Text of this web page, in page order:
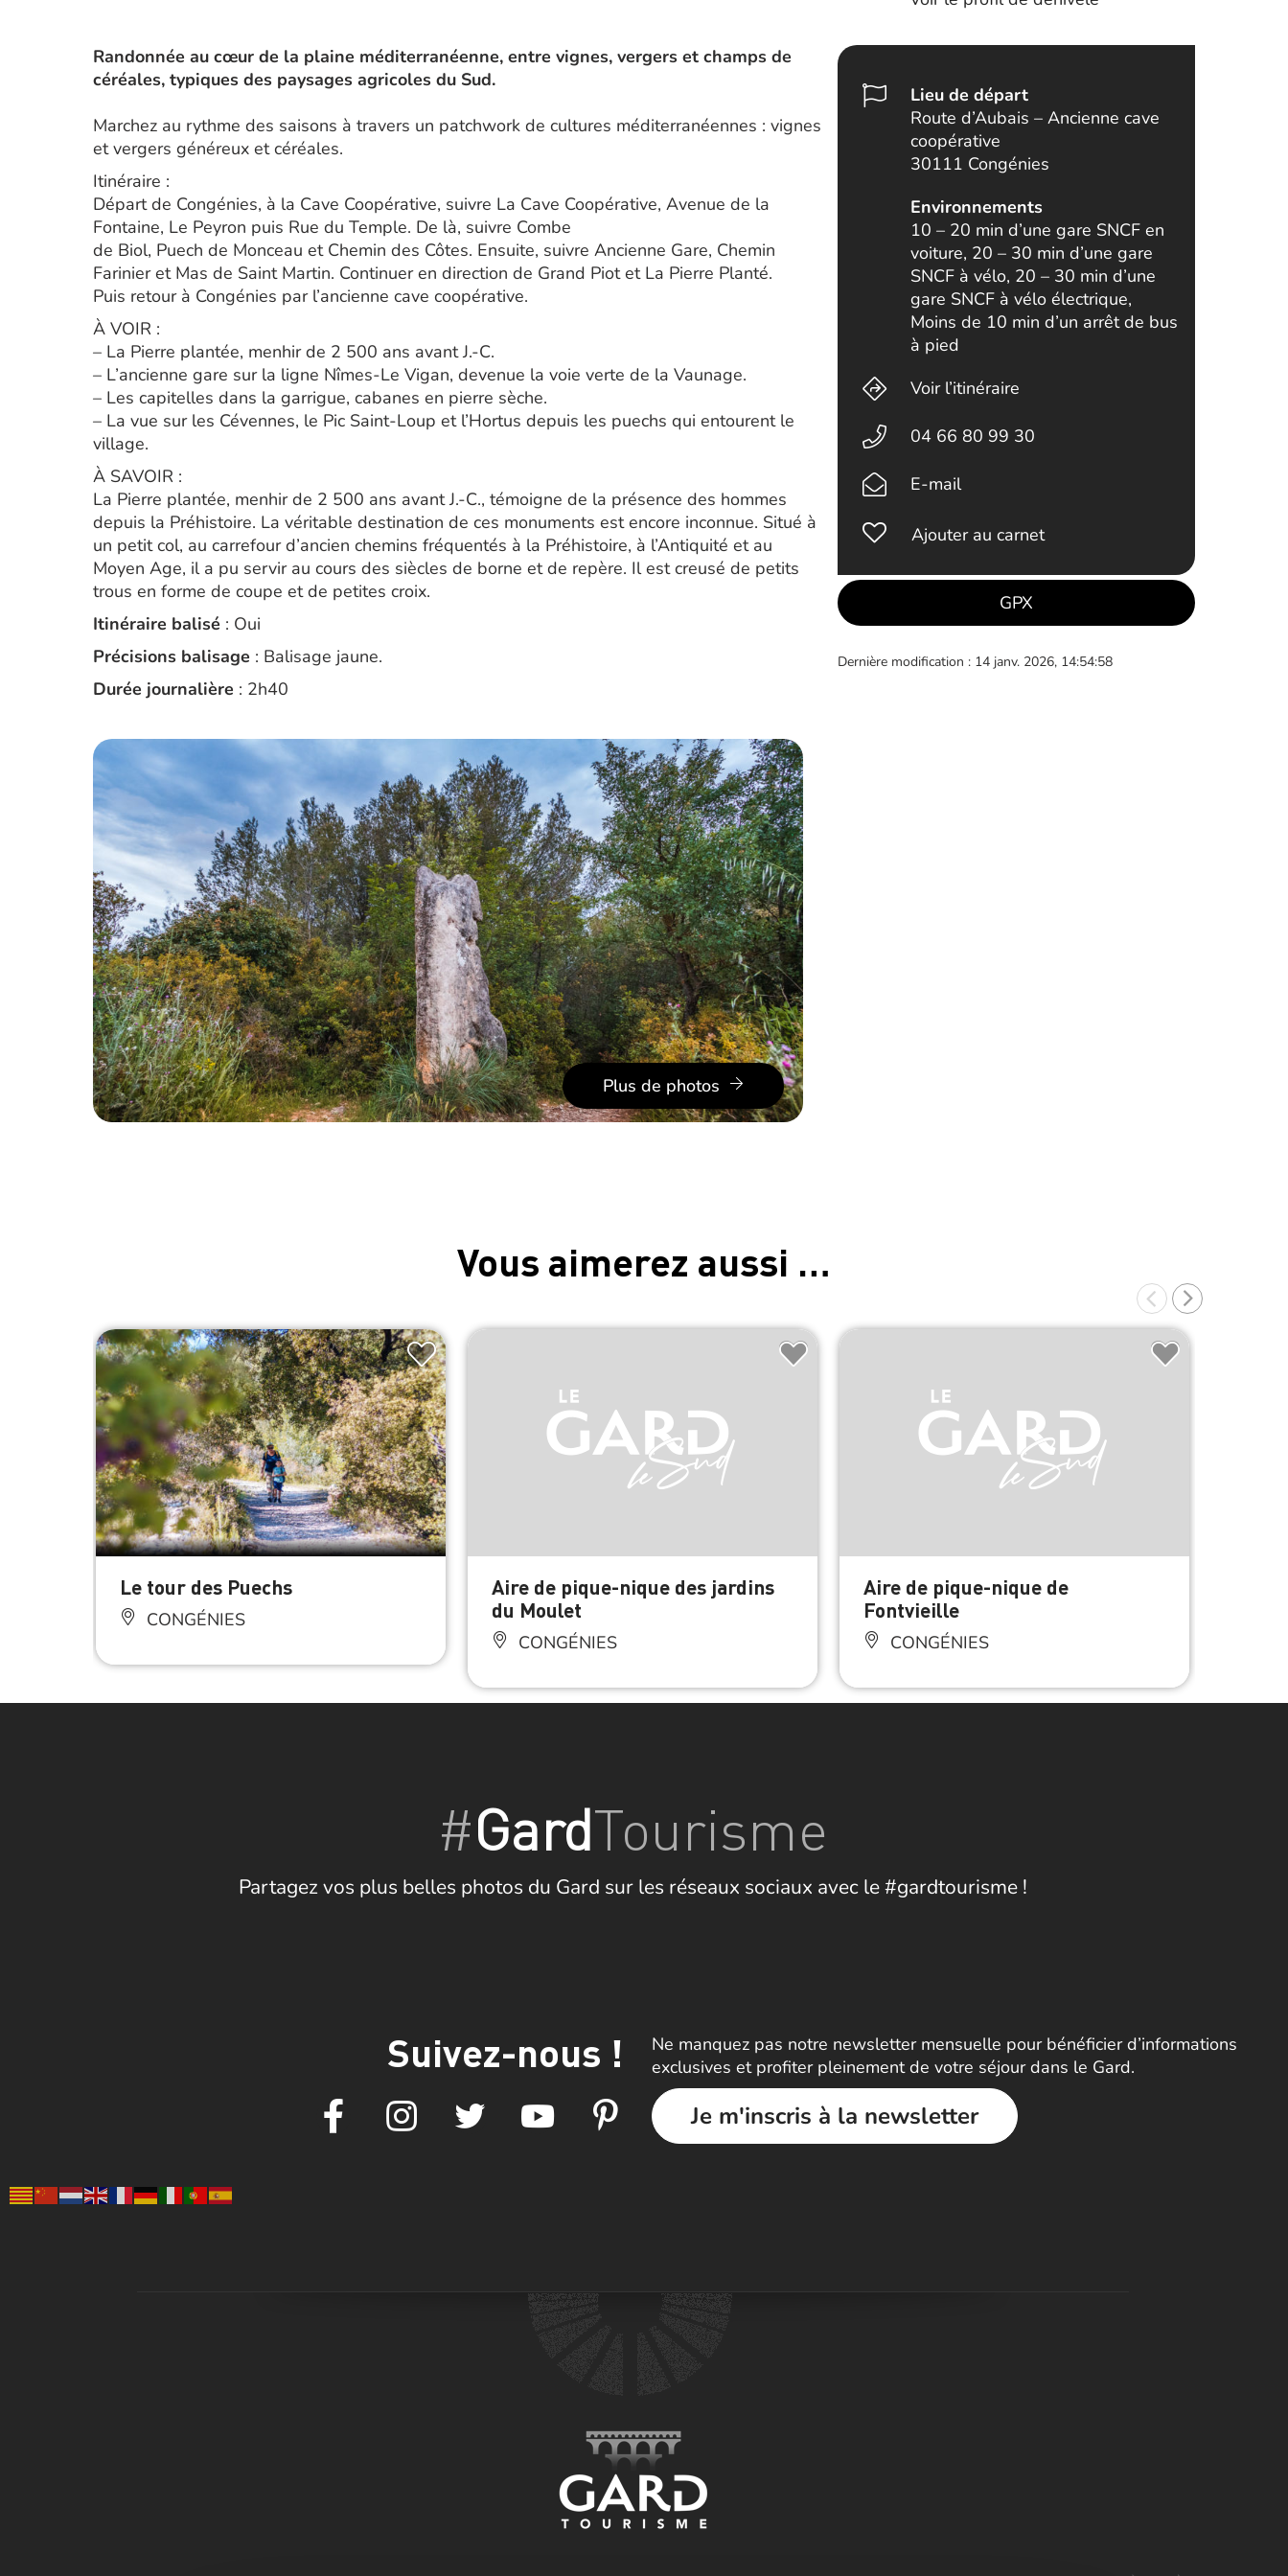
Randonnée au cœur de la plaine méditerranéenne, entre vignes, vergers et champs de
céréales, typiques des paysages agricoles du Sud.
Marchez au rythme des saisons à travers un patchwork de cultures méditerranéennes : vignes
et vergers généreux et céréales.
Itinéraire :
Départ de Congénies, à la Cave Coopérative, suivre La Cave Coopérative, Avenue de la
Fontaine, Le Peyron puis Rue du Temple. De là, suivre Combe
de Biol, Puech de Monceau et Chemin des Côtes. Ensuite, suivre Ancienne Gare, Chemin
Farinier et Mas de Saint Martin. Continuer en direction de Grand Piot et La Pierre Planté.
Puis retour à Congénies par l’ancienne cave coopérative.
À VOIR :
– La Pierre plantée, menhir de 2 500 ans avant J.-C.
– L’ancienne gare sur la ligne Nîmes-Le Vigan, devenue la voie verte de la Vaunage.
– Les capitelles dans la garrigue, cabanes en pierre sèche.
– La vue sur les Cévennes, le Pic Saint-Loup et l’Hortus depuis les puechs qui entourent le
village.
À SAVOIR :
La Pierre plantée, menhir de 2 500 ans avant J.-C., témoigne de la présence des hommes
depuis la Préhistoire. La véritable destination de ces monuments est encore inconnue. Situé à
un petit col, au carrefour d’ancien chemins fréquentés à la Préhistoire, à l’Antiquité et au
Moyen Age, il a pu servir au cours des siècles de borne et de repère. Il est creusé de petits
trous en forme de coupe et de petites croix.
Itinéraire balisé : Oui
Précisions balisage : Balisage jaune.
Durée journalière : 2h40
Plus de photos
Lieu de départ
Route d’Aubais – Ancienne cave
coopérative
30111 Congénies
Environnements
10 – 20 min d’une gare SNCF en
voiture, 20 – 30 min d’une gare
SNCF à vélo, 20 – 30 min d’une
gare SNCF à vélo électrique,
Moins de 10 min d’un arrêt de bus
à pied
Voir l’itinéraire
04 66 80 99 30
E-mail
Ajouter au carnet
GPX
Dernière modification : 14 janv. 2026, 14:54:58
Vous aimerez aussi …
Le tour des Puechs
CONGÉNIES
Aire de pique-nique des jardins
du Moulet
CONGÉNIES
Aire de pique-nique de
Fontvieille
CONGÉNIES
#GardTourisme
Partagez vos plus belles photos du Gard sur les réseaux sociaux avec le #gardtourisme !
Suivez-nous !
Ne manquez pas notre newsletter mensuelle pour bénéficier d’informations
exclusives et profiter pleinement de votre séjour dans le Gard.
Je m'inscris à la newsletter